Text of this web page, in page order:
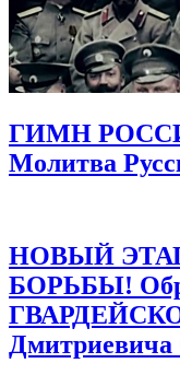
ГИМН
Молитва
НОВЫЙ
БОРЬБЫ!
Дмитриевича